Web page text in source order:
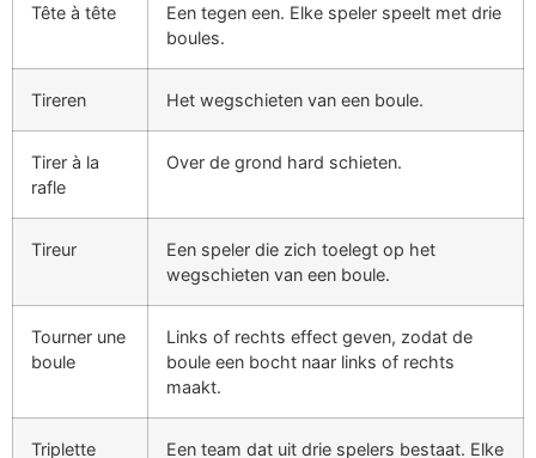
Tête à tête
Een tegen een. Elke speler speelt met drie
boules.
Tireren Het wegschieten van een boule.
Tirer à la
rafle
Over de grond hard schieten.
Tireur
Een speler die zich toelegt op het
wegschieten van een boule.
Tourner une
boule
Links of rechts effect geven, zodat de
boule een bocht naar links of rechts
maakt.
Triplette Een team dat uit drie spelers bestaat. Elke